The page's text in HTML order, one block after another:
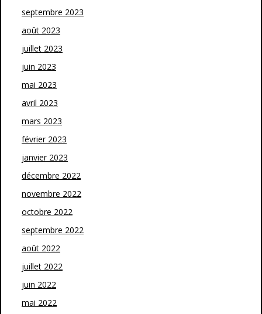
septembre 2023
août 2023
juillet 2023
juin 2023
mai 2023
avril 2023
mars 2023
février 2023
janvier 2023
décembre 2022
novembre 2022
octobre 2022
septembre 2022
août 2022
juillet 2022
juin 2022
mai 2022